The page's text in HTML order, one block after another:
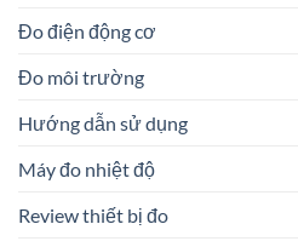
Đo điện động cơ
Đo môi trường
Hướng dẫn sử dụng
Máy đo nhiệt độ
Review thiết bị đo